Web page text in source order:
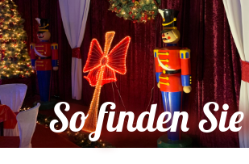
So finden